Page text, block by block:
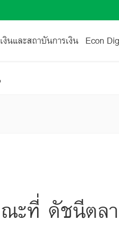
งินและสถาบันการเงิน Econ
ะที่ ดัชนีตล